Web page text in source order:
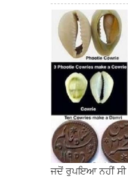
ਜਦੋਂ ਰੁਪਇਆ ਨਹੀਂ ਸੀ